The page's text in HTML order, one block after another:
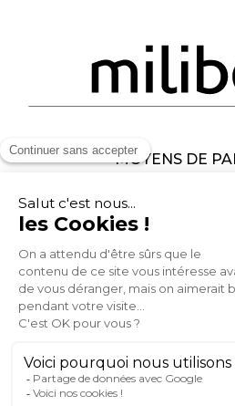
MOYENS DE
SOCIAL